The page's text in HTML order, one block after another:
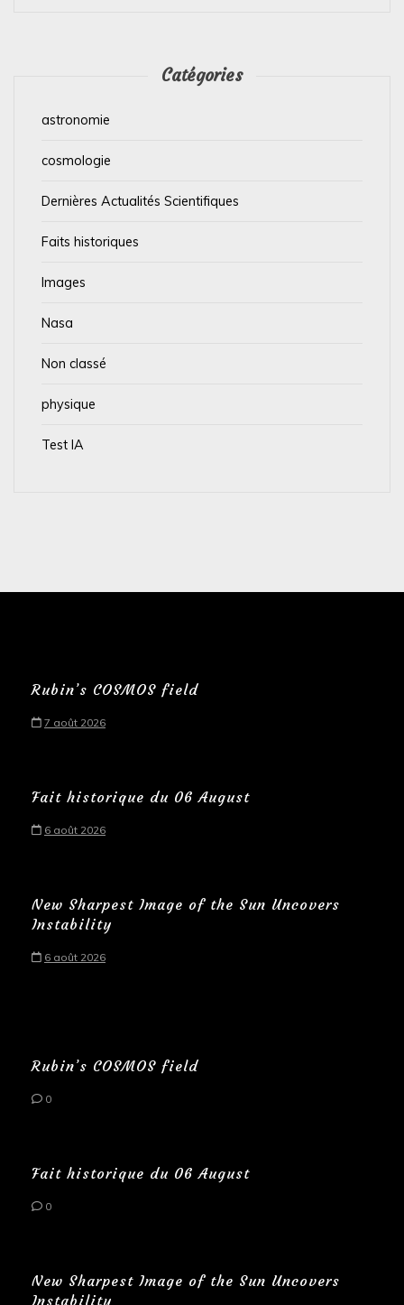
Catégories
astronomie
cosmologie
Dernières Actualités Scientifiques
Faits historiques
Images
Nasa
Non classé
physique
Test IA
Rubin’s COSMOS field
7 août 2026
Fait historique du 06 August
6 août 2026
New Sharpest Image of the Sun Uncovers
Instability
6 août 2026
Rubin’s COSMOS field
0
Fait historique du 06 August
0
New Sharpest Image of the Sun Uncovers
Instability